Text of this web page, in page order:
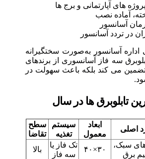
های آپارتمانی و برج‌ ها
آماده نصب
آسانسور
در تردد آسانسور
اداره آسانسور به‌صورت سختگیرانه
سه فاز آسانسوری از برندهای
تضمین می‌ کند بلکه باعث سهولت در
تابلوبرق‌ ها در سال
اصلی
ابعاد
معمول
سیستم
تغذیه
سطح
تقاضا
سبک،
برق
۳۰×۴۰
تک فاز یا
سه فاز
بالا